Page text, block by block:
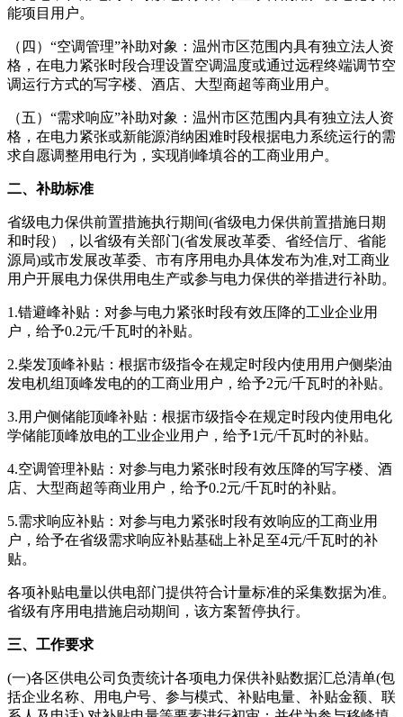
能项目用户。
（四）“空调管理”补助对象：温州市区范围内具有独立法人资
格，在电力紧张时段合理设置空调温度或通过远程终端调节空
调运行方式的写字楼、酒店、大型商超等商业用户。
（五）“需求响应”补助对象：温州市区范围内具有独立法人资
格，在电力紧张或新能源消纳困难时段根据电力系统运行的需
求自愿调整用电行为，实现削峰填谷的工商业用户。
二、补助标准
省级电力保供前置措施执行期间(省级电力保供前置措施日期
和时段），以省级有关部门(省发展改革委、省经信厅、省能
源局)或市发展改革委、市有序用电办具体发布为准,对工商业
用户开展电力保供用电生产或参与电力保供的举措进行补助。
1.错避峰补贴：对参与电力紧张时段有效压降的工业企业用
户，给予0.2元/千瓦时的补贴。
2.柴发顶峰补贴：根据市级指令在规定时段内使用用户侧柴油
发电机组顶峰发电的的工商业用户，给予2元/千瓦时的补贴。
3.用户侧储能顶峰补贴：根据市级指令在规定时段内使用电化
学储能顶峰放电的工业企业用户，给予1元/千瓦时的补贴。
4.空调管理补贴：对参与电力紧张时段有效压降的写字楼、酒
店、大型商超等商业用户，给予0.2元/千瓦时的补贴。
5.需求响应补贴：对参与电力紧张时段有效响应的工商业用
户，给予在省级需求响应补贴基础上补足至4元/千瓦时的补
贴。
各项补贴电量以供电部门提供符合计量标准的采集数据为准。
省级有序用电措施启动期间，该方案暂停执行。
三、工作要求
(一)各区供电公司负责统计各项电力保供补贴数据汇总清单(包
括企业名称、用电户号、参与模式、补贴电量、补贴金额、联